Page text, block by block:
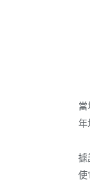
據
使